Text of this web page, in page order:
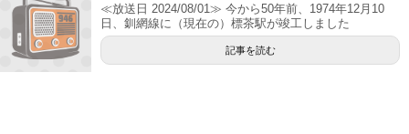
≪放送日 2024/08/01≫ 今から50年前、1974年12月10
日、釧網線に（現在の）標茶駅が竣工しました
記事を読む